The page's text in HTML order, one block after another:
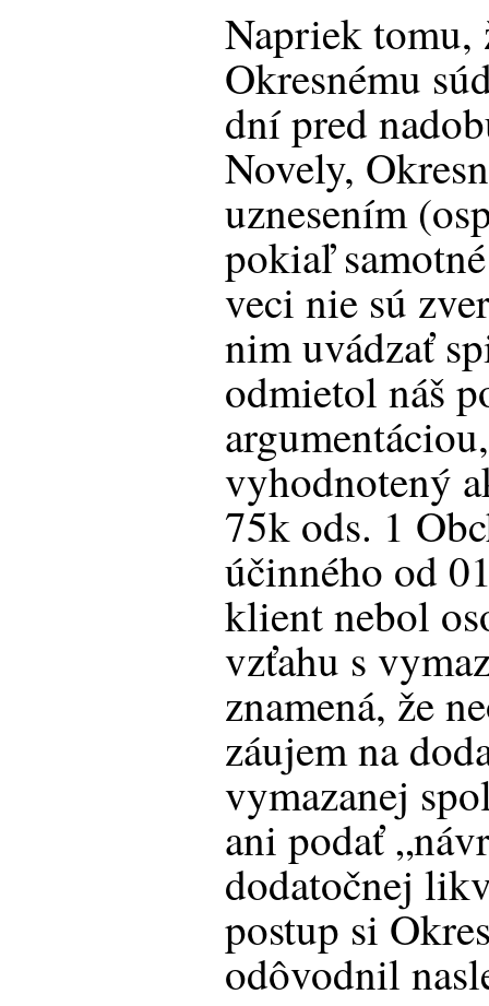
Napriek tomu,
Okresnému
dní pred
Novely,
uznesením
pokiaľ
veci nie sú
nim uvádzať
odmietol náš
vyhodnotený
75k ods. 1
účinného od
klient nebol
vzťahu s
znamená, že
záujem na
vymazanej
ani podať
dodatočnej
postup si
odôvodnil